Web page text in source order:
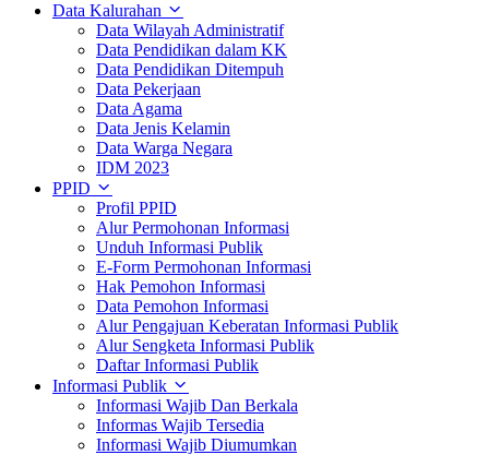
Data Kalurahan
Data Wilayah Administratif
Data Pendidikan dalam KK
Data Pendidikan Ditempuh
Data Pekerjaan
Data Agama
Data Jenis Kelamin
Data Warga Negara
IDM 2023
PPID
Profil PPID
Alur Permohonan Informasi
Unduh Informasi Publik
E-Form Permohonan Informasi
Hak Pemohon Informasi
Data Pemohon Informasi
Alur Pengajuan Keberatan Informasi Publik
Alur Sengketa Informasi Publik
Daftar Informasi Publik
Informasi Publik
Informasi Wajib Dan Berkala
Informas Wajib Tersedia
Informasi Wajib Diumumkan